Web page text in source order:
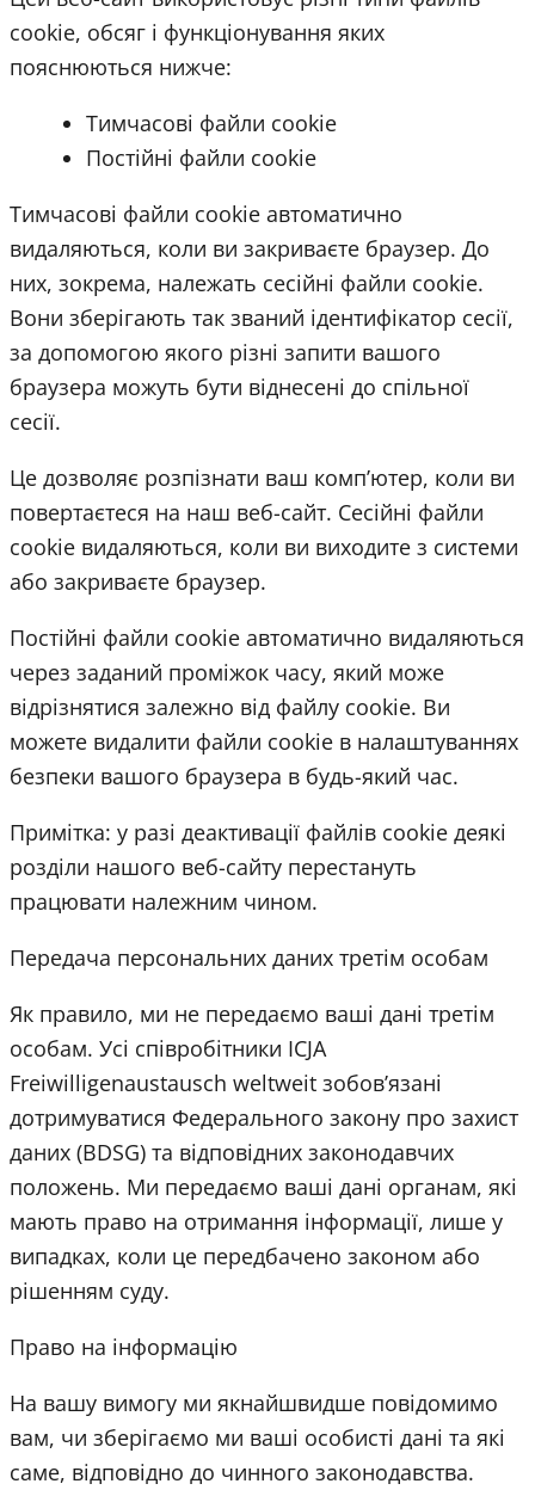
cookie, обсяг і функціонування яких
пояснюються нижче:
Тимчасові файли cookie
Постійні файли cookie
Тимчасові файли cookie автоматично
видаляються, коли ви закриваєте браузер. До
них, зокрема, належать сесійні файли cookie.
Вони зберігають так званий ідентифікатор сесії,
за допомогою якого різні запити вашого
браузера можуть бути віднесені до спільної
сесії.
Це дозволяє розпізнати ваш комп’ютер, коли ви
повертаєтеся на наш веб-сайт. Сесійні файли
cookie видаляються, коли ви виходите з системи
або закриваєте браузер.
Постійні файли cookie автоматично видаляються
через заданий проміжок часу, який може
відрізнятися залежно від файлу cookie. Ви
можете видалити файли cookie в налаштуваннях
безпеки вашого браузера в будь-який час.
Примітка: у разі деактивації файлів cookie деякі
розділи нашого веб-сайту перестануть
працювати належним чином.
Передача персональних даних третім особам
Як правило, ми не передаємо ваші дані третім
особам. Усі співробітники ICJA
Freiwilligenaustausch weltweit зобов’язані
дотримуватися Федерального закону про захист
даних (BDSG) та відповідних законодавчих
положень. Ми передаємо ваші дані органам, які
мають право на отримання інформації, лише у
випадках, коли це передбачено законом або
рішенням суду.
Право на інформацію
На вашу вимогу ми якнайшвидше повідомимо
вам, чи зберігаємо ми ваші особисті дані та які
саме, відповідно до чинного законодавства.